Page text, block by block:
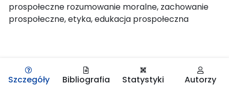
prospołeczne rozumowanie moralne, zachowanie
prospołeczne, etyka, edukacja prospołeczna
Szczegóły Bibliografia Statystyki Autorzy